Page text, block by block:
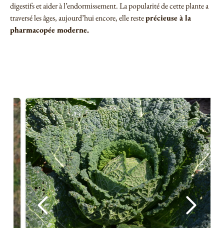
digestifs et aider à l’endormissement. La popularité de cette plante a
traversé les âges, aujourd’hui encore, elle resteprécieuse à la
pharmacopée moderne.
AVEZ-VOUS BESOIN DE ...
> Voir toutes les semences potagères <